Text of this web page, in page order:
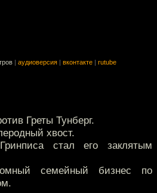
аудиоверсия вконтакте rutube
Греты Тунберг.
хвост.
стал его заклятым
семейный бизнес по